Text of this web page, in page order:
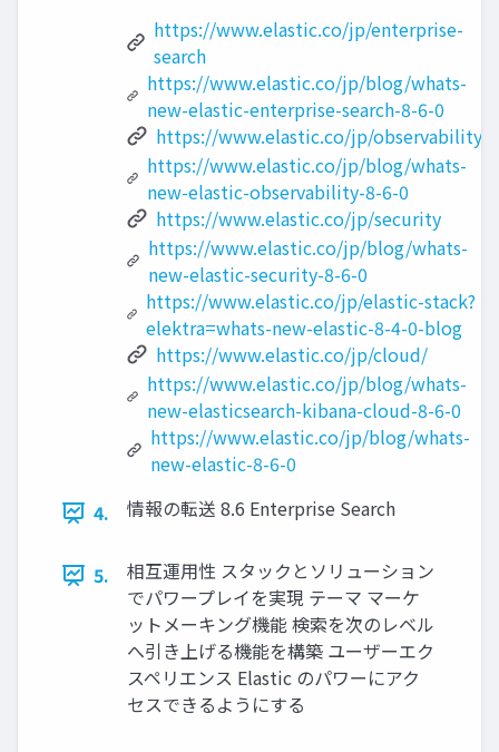
https://www.elastic.co/jp/enterprise-
search
https://www.elastic.co/jp/blog/whats-
new-elastic-enterprise-search-8-6-0
https://www.elastic.co/jp/observability
https://www.elastic.co/jp/blog/whats-
new-elastic-observability-8-6-0
https://www.elastic.co/jp/security
https://www.elastic.co/jp/blog/whats-
new-elastic-security-8-6-0
https://www.elastic.co/jp/elastic-stack?
elektra=whats-new-elastic-8-4-0-blog
https://www.elastic.co/jp/cloud/
https://www.elastic.co/jp/blog/whats-
new-elasticsearch-kibana-cloud-8-6-0
https://www.elastic.co/jp/blog/whats-
new-elastic-8-6-0
4.
情報の転送 8.6 Enterprise Search
5.
相互運⽤性 スタックとソリューション
でパワープレイを実現 テーマ マーケ
ットメーキング機能 検索を次のレベル
へ引き上げる機能を構築 ユーザーエク
スペリエンス Elastic のパワーにアク
セスできるようにする